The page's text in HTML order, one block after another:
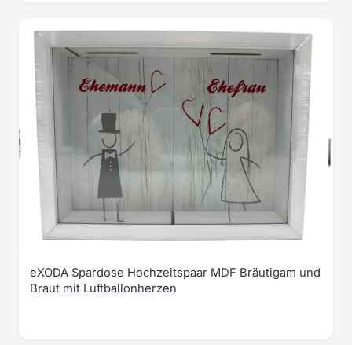
eXODA Spardose Hochzeitspaar MDF Bräutigam und
Braut mit Luftballonherzen